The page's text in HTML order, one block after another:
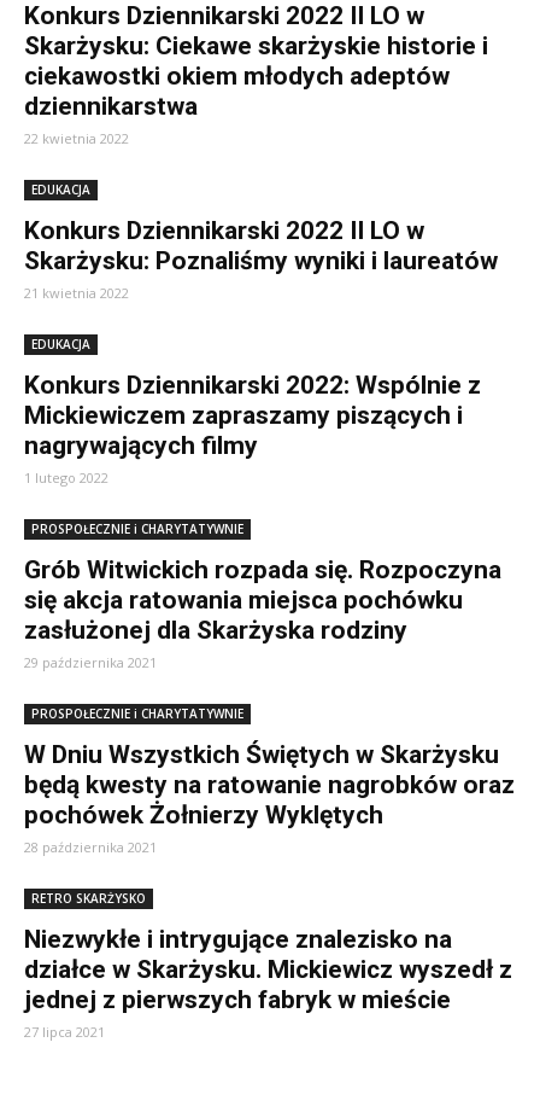
Konkurs Dziennikarski 2022 II LO w
Skarżysku: Ciekawe skarżyskie historie i
ciekawostki okiem młodych adeptów
dziennikarstwa
22 kwietnia 2022
EDUKACJA
Konkurs Dziennikarski 2022 II LO w
Skarżysku: Poznaliśmy wyniki i laureatów
21 kwietnia 2022
EDUKACJA
Konkurs Dziennikarski 2022: Wspólnie z
Mickiewiczem zapraszamy piszących i
nagrywających filmy
1 lutego 2022
PROSPOŁECZNIE i CHARYTATYWNIE
Grób Witwickich rozpada się. Rozpoczyna
się akcja ratowania miejsca pochówku
zasłużonej dla Skarżyska rodziny
29 października 2021
PROSPOŁECZNIE i CHARYTATYWNIE
W Dniu Wszystkich Świętych w Skarżysku
będą kwesty na ratowanie nagrobków oraz
pochówek Żołnierzy Wyklętych
28 października 2021
RETRO SKARŻYSKO
Niezwykłe i intrygujące znalezisko na
działce w Skarżysku. Mickiewicz wyszedł z
jednej z pierwszych fabryk w mieście
27 lipca 2021